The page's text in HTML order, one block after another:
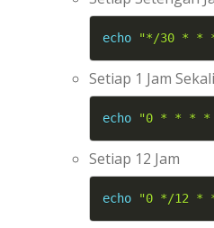
echo "*/30 * *
Setiap 1 Jam Sekali
echo "0 * * * *
Setiap 12 Jam
echo "0 */12 *